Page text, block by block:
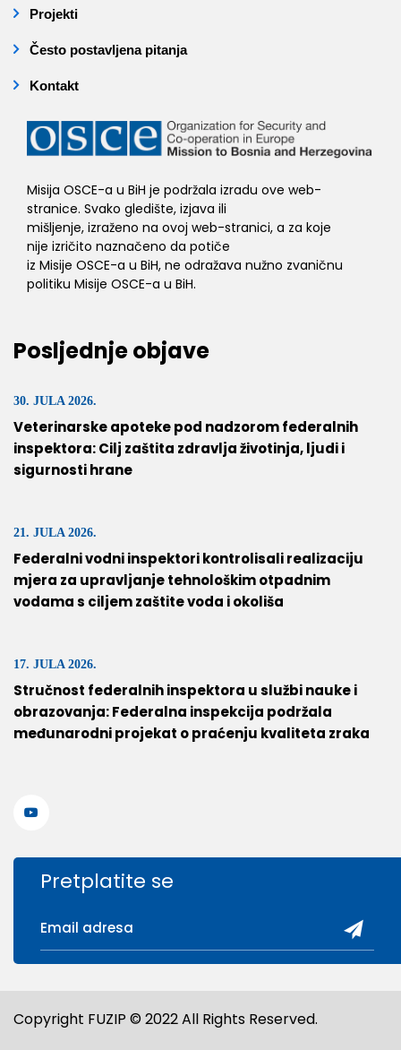
Projekti
Često postavljena pitanja
Kontakt
Misija OSCE-a u BiH je podržala izradu ove web-
stranice. Svako gledište, izjava ili
mišljenje, izraženo na ovoj web-stranici, a za koje
nije izričito naznačeno da potiče
iz Misije OSCE-a u BiH, ne odražava nužno zvaničnu
politiku Misije OSCE-a u BiH.
Posljednje objave
30. JULA 2026.
Veterinarske apoteke pod nadzorom federalnih
inspektora: Cilj zaštita zdravlja životinja, ljudi i
sigurnosti hrane
21. JULA 2026.
Federalni vodni inspektori kontrolisali realizaciju
mjera za upravljanje tehnološkim otpadnim
vodama s ciljem zaštite voda i okoliša
17. JULA 2026.
Stručnost federalnih inspektora u službi nauke i
obrazovanja: Federalna inspekcija podržala
međunarodni projekat o praćenju kvaliteta zraka
Pretplatite se
Copyright FUZIP © 2022 All Rights Reserved.